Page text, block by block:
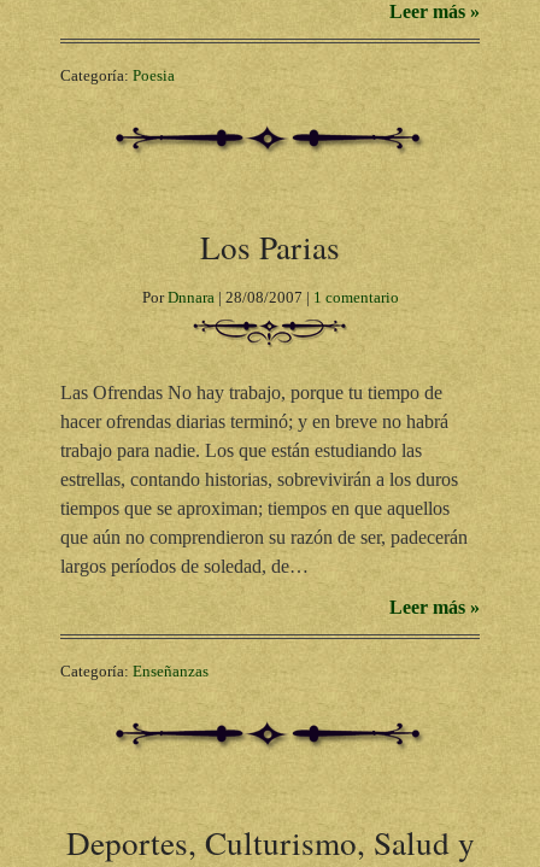
Leer más »
Categoría: Poesia
Los Parias
PorDnnara| 28/08/2007| 1 comentario
Las Ofrendas No hay trabajo, porque tu tiempo de
hacer ofrendas diarias terminó; y en breve no habrá
trabajo para nadie. Los que están estudiando las
estrellas, contando historias, sobrevivirán a los duros
tiempos que se aproximan; tiempos en que aquellos
que aún no comprendieron su razón de ser, padecerán
largos períodos de soledad, de…
Leer más »
Categoría: Enseñanzas
Deportes, Culturismo, Salud y